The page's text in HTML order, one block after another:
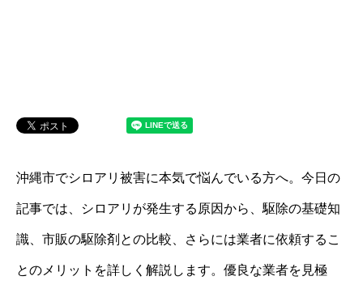
沖縄市でシロアリ被害に本気で悩んでいる方へ。今日の
記事では、シロアリが発生する原因から、駆除の基礎知
識、市販の駆除剤との比較、さらには業者に依頼するこ
とのメリットを詳しく解説します。優良な業者を見極